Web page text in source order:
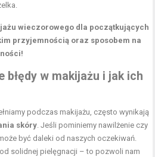
wieczorowego dla początkujących
przyjemnością oraz sposobem na
błędy w makijażu i jak ich
podczas makijażu, często wynikają
skóry. Jeśli pominiemy nawilżenie czy
być daleki od naszych oczekiwań.
solidnej pielęgnacji – to pozwoli nam